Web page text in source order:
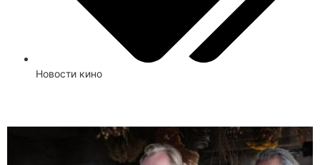
Новости кино